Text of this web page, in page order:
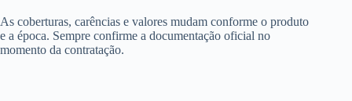
As coberturas, carências e valores mudam conforme o produto
e a época. Sempre confirme a documentação oficial no
momento da contratação.